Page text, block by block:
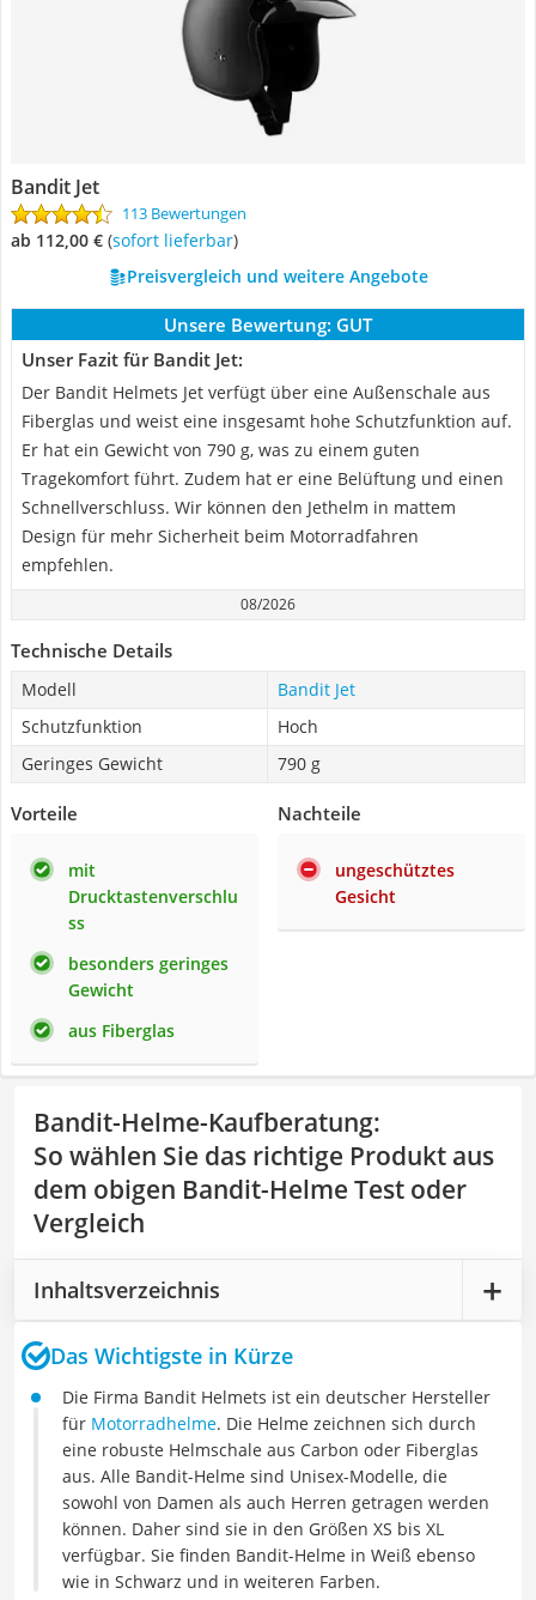
Bandit Jet
113 Bewertungen
ab 112,00 € ( Sofort lieferbar)
Preisvergleich und weitere Angebote
Unsere Bewertung: GUT
Unser Fazit für Bandit Jet:
Der Bandit Helmets Jet verfügt über eine Außenschale aus
Fiberglas und weist eine insgesamt hohe Schutzfunktion auf.
Er hat ein Gewicht von 790 g, was zu einem guten
Tragekomfort führt. Zudem hat er eine Belüftung und einen
Schnellverschluss. Wir können den Jethelm in mattem
Design für mehr Sicherheit beim Motorradfahren
empfehlen.
08/2026
Technische Details
Modell
Bandit Jet
Schutzfunktion
Hoch
Geringes Gewicht
790 g
Vorteile
mit
Drucktastenverschlu
ss
besonders geringes
Gewicht
aus Fiberglas
Nachteile
ungeschütztes
Gesicht
Bandit-Helme-Kaufberatung:
So wählen Sie das richtige Produkt aus
dem obigen Bandit-Helme Test oder
Vergleich
Inhaltsverzeichnis
Das Wichtigste in Kürze
Die Firma Bandit Helmets ist ein deutscher Hersteller
für Motorradhelme. Die Helme zeichnen sich durch
eine robuste Helmschale aus Carbon oder Fiberglas
aus. Alle Bandit-Helme sind Unisex-Modelle, die
sowohl von Damen als auch Herren getragen werden
können. Daher sind sie in den Größen XS bis XL
verfügbar. Sie finden Bandit-Helme in Weiß ebenso
wie in Schwarz und in weiteren Farben.